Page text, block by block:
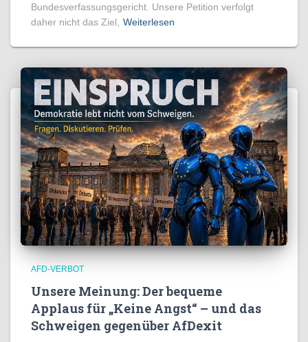
Bundesverfassungsgericht. Unsere Petition verfolgt
daher nicht das Ziel,
Weiterlesen
AFD-VERBOT
Unsere Meinung: Der bequeme
Applaus für „Keine Angst“ – und das
Schweigen gegenüber AfDexit